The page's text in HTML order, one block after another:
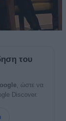
του
, ώστε να
Discover.